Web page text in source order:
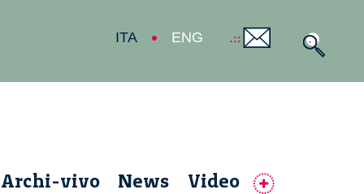
ITA ENG
Archi-vivo News Video